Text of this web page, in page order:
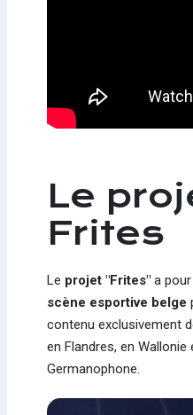
Le
Frites
Le projet "Frites"a pour
scène esportive belge
contenu exclusivement
en Flandres, en
Germanophone.